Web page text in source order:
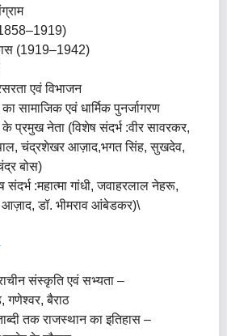
(1919–1942)
एवं विभाजन
सामाजिक एवं धार्मिक पुनर्जागरण
के प्रमुख नेता (विशेष संदर्भ :वीर सावरकर,
चंद्रशेखर आज़ाद,भगत सिंह, सुखदेव,
बोस)
संदर्भ :महात्मा गांधी, जवाहरलाल नेहरू,
आज़ाद, डॉ. भीमराव आंबेडकर)\
संस्कृति एवं सभ्यता –
गणेश्वर, बैराठ
तक राजस्थान का इतिहास –